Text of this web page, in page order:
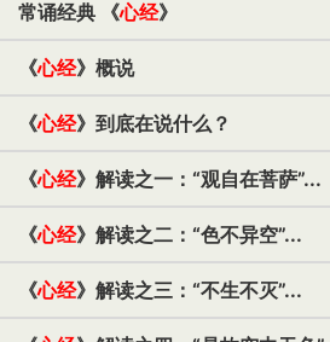
常诵经典 《心经》
《心经》概说
《心经》到底在说什么？
《心经》解读之一：“观自在菩萨”...
《心经》解读之二：“色不异空”...
《心经》解读之三：“不生不灭”...